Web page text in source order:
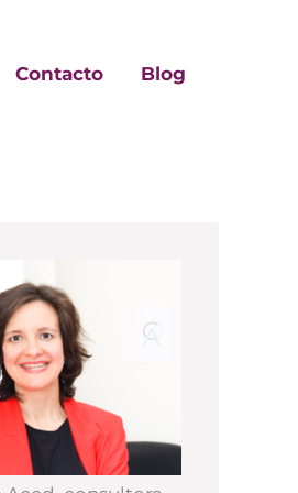
Contacto Blog